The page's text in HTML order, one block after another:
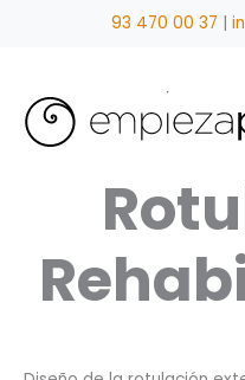
93 470 00 37 |